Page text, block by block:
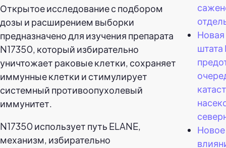
Открытое исследование с подбором
дозы и расширением выборки
предназначено для изучения препарата
N17350, который избирательно
уничтожает раковые клетки, сохраняет
иммунные клетки и стимулирует
системный противоопухолевый
иммунитет.
N17350 использует путь ELANE,
механизм, избирательно
Новая